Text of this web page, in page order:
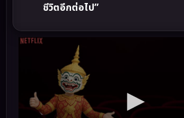
ชีวิตอีกต่อไป”